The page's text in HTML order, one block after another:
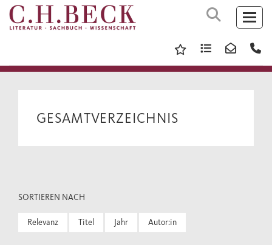
GESAMTVERZEICHNIS
SORTIEREN NACH
Relevanz Titel Jahr Autor:in